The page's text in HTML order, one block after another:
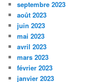
septembre 2023
août 2023
juin 2023
mai 2023
avril 2023
mars 2023
février 2023
janvier 2023